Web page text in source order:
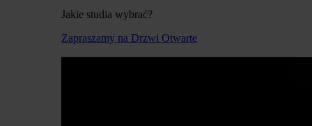
Jakie studia wybrać?
Zapraszamy na Drzwi Otwarte